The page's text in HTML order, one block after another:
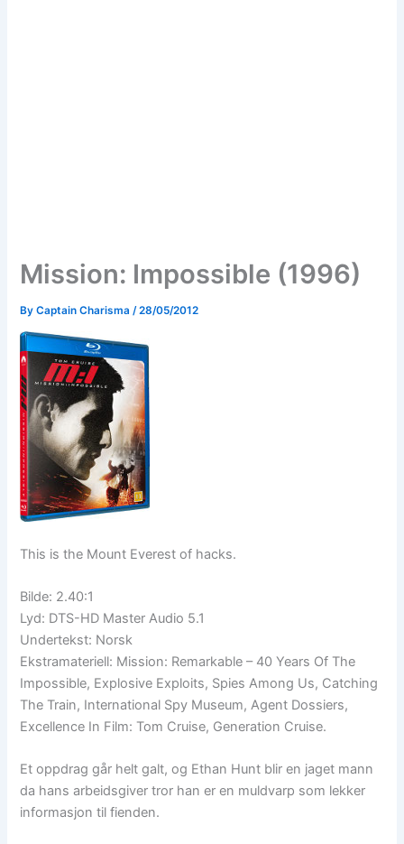
Mission: Impossible (1996)
ByCaptain Charisma /28/05/2012
This is the Mount Everest of hacks.
Bilde: 2.40:1
Lyd: DTS-HD Master Audio 5.1
Undertekst: Norsk
Ekstramateriell: Mission: Remarkable – 40 Years Of The
Impossible, Explosive Exploits, Spies Among Us, Catching
The Train, International Spy Museum, Agent Dossiers,
Excellence In Film: Tom Cruise, Generation Cruise.
Et oppdrag går helt galt, og Ethan Hunt blir en jaget mann
da hans arbeidsgiver tror han er en muldvarp som lekker
informasjon til fienden.